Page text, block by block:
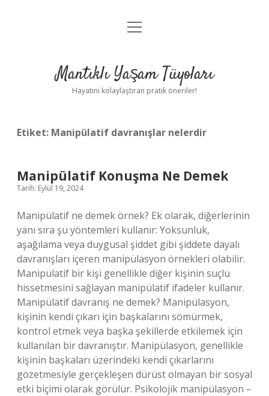
Anasayfa
Yasal Uyarı
menüyü
Mantıklı Yaşam Tüyoları
Hayatını kolaylaştıran pratik öneriler!
Etiket: Manipülatif davranışlar nelerdir
Manipülatif Konuşma Ne Demek
Tarih: Eylül 19, 2024
Manipülatif ne demek örnek? Ek olarak, diğerlerinin
yanı sıra şu yöntemleri kullanır: Yoksunluk,
aşağılama veya duygusal şiddet gibi şiddete dayalı
davranışları içeren manipülasyon örnekleri olabilir.
Manipülatif bir kişi genellikle diğer kişinin suçlu
hissetmesini sağlayan manipülatif ifadeler kullanır.
Manipülatif davranış ne demek? Manipülasyon,
kişinin kendi çıkarı için başkalarını sömürmek,
kontrol etmek veya başka şekillerde etkilemek için
kullanılan bir davranıştır. Manipülasyon, genellikle
kişinin başkaları üzerindeki kendi çıkarlarını
gözetmesiyle gerçekleşen dürüst olmayan bir sosyal
etki biçimi olarak görülür. Psikolojik manipülasyon –